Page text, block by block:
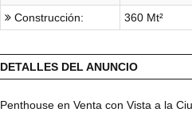
Construcción:
360 Mt²
DETALLES DEL ANUNCIO
Penthouse en Venta con Vista a la